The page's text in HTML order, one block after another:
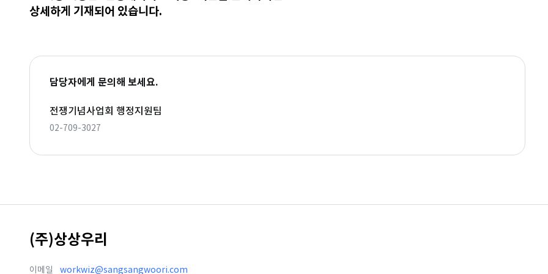
상세하게 기재되어 있습니다.
담당자에게 문의해 보세요.
전쟁기념사업회 행정지원팀
02-709-3027
(주)상상우리
이메일 workwiz@sangsangwoori.com